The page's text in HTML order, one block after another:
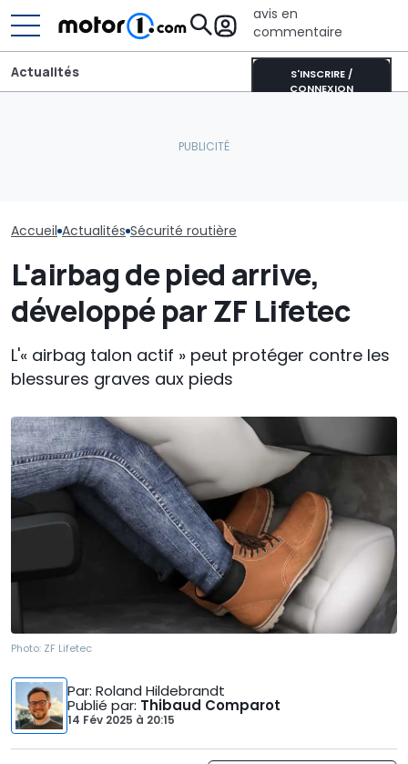
avis en
commentaire
S'INSCRIRE /
CONNEXION
Actualités
Accueil Actualités Sécurité routière
L'airbag de pied arrive,
développé par ZF Lifetec
L'« airbag talon actif » peut protéger contre les
blessures graves aux pieds
Photo: ZF Lifetec
Par: Roland Hildebrandt
Publié par: Thibaud Comparot
14 Fév 2025 à 20:15